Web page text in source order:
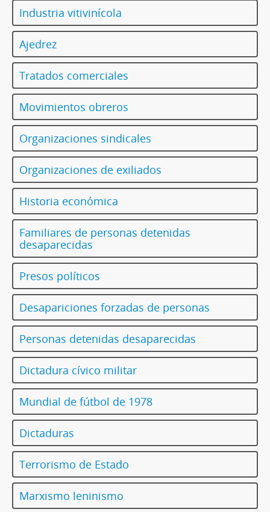
Industria vitivinícola
Ajedrez
Tratados comerciales
Movimientos obreros
Organizaciones sindicales
Organizaciones de exiliados
Historia económica
Familiares de personas detenidas
desaparecidas
Presos políticos
Desapariciones forzadas de personas
Personas detenidas desaparecidas
Dictadura cívico militar
Mundial de fútbol de 1978
Dictaduras
Terrorismo de Estado
Marxismo leninismo